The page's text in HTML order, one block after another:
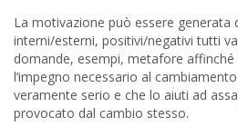
La motivazione può essere generata
interni/esterni, positivi/negativi tutti
domande, esempi, metafore affinché
l’impegno necessario al
veramente serio e che lo aiuti ad
provocato dal cambio stesso.